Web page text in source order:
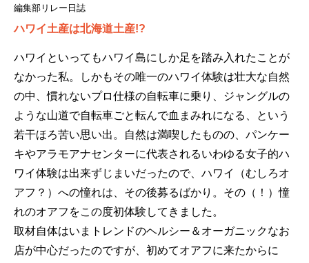
編集部リレー日誌
ハワイ土産は北海道土産!?
ハワイといってもハワイ島にしか足を踏み入れたことが
なかった私。しかもその唯一のハワイ体験は壮大な自然
の中、慣れないプロ仕様の自転車に乗り、ジャングルの
ような山道で自転車ごと転んで血まみれになる、という
若干ほろ苦い思い出。自然は満喫したものの、パンケー
キやアラモアナセンターに代表されるいわゆる女子的ハ
ワイ体験は出来ずじまいだったので、ハワイ（むしろオ
アフ？）への憧れは、その後募るばかり。その（！）憧
れのオアフをこの度初体験してきました。
取材自体はいまトレンドのヘルシー＆オーガニックなお
店が中心だったのですが、初めてオアフに来たからに